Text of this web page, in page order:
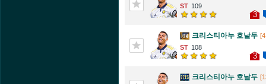
109
3
크리스티아누 호날두
108
3
크리스티아누 호날두